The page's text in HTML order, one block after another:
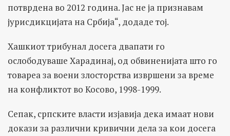
потврдена во 2012 година. Јас не ја признавам
јурисдикцијата на Србија“, додаде тој.
Хашкиот трибунал досега двапати го
ослободуваше Харадинај, од обвиненијата што го
товареа за воени злосторства извршени за време
на конфликтот во Косово, 1998-1999.
Сепак, српските власти изјавија дека имаат нови
докази за различни кривични дела за кои досега